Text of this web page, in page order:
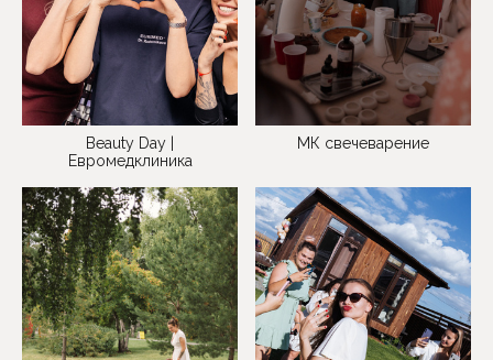
Beauty Day |
Евромедклиника
МК свечеварение